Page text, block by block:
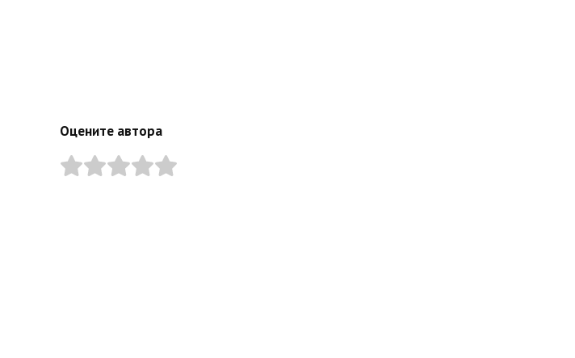
Оцените автора